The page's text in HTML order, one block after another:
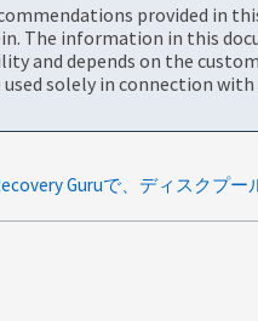
provided in
The information in this
and depends on the
solely in connection